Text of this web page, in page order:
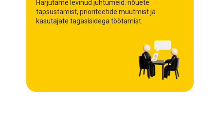
Harjutame levinud juhtumeid: nõuete
täpsustamist, prioriteetide muutmist ja
kasutajate tagasisidega töötamist.